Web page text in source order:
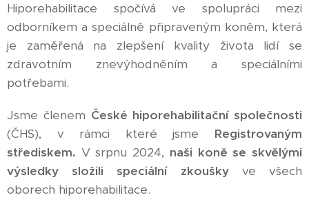
Hiporehabilitace spočívá ve spolupráci mezi
odborníkem a speciálně připraveným koněm, která
je zaměřená na zlepšení kvality života lidí se
zdravotním znevýhodněním a speciálními
potřebami.
Jsme členem České hiporehabilitační společnosti
(ČHS), v rámci které jsme Registrovaným
střediskem. V srpnu 2024, naši koně se skvělými
výsledky složili speciální zkoušky ve všech
oborech hiporehabilitace.